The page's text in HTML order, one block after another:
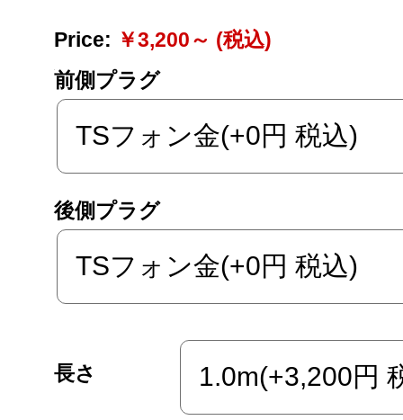
Price: ￥3,200～ (税込)
前側プラグ
後側プラグ
長さ